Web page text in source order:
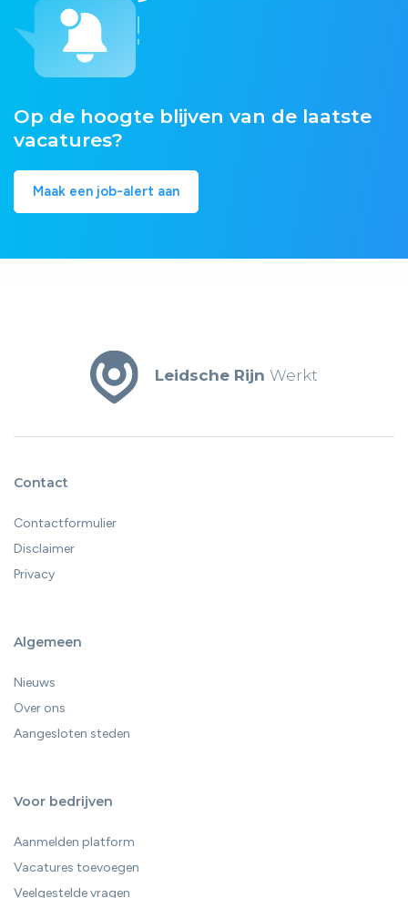
Op de hoogte blijven van de laatste
vacatures?
Maak een job-alert aan
Leidsche Rijn Werkt
Contact
Contactformulier
Disclaimer
Privacy
Algemeen
Nieuws
Over ons
Aangesloten steden
Voor bedrijven
Aanmelden platform
Vacatures toevoegen
Veelgestelde vragen